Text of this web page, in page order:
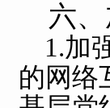
六
1.加
的网络